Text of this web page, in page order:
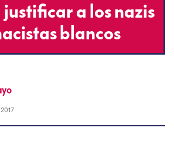
a los nazis
blancos